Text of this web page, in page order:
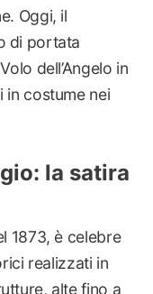
Oggi, il
di portata
dell’Angelo in
in costume nei
la satira
1873, è celebre
realizzati in
alte fino a